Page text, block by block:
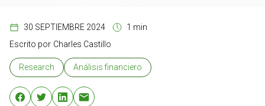
30 SEPTIEMBRE 2024
1 min
Escrito por Charles Castillo
Research Análisis financiero